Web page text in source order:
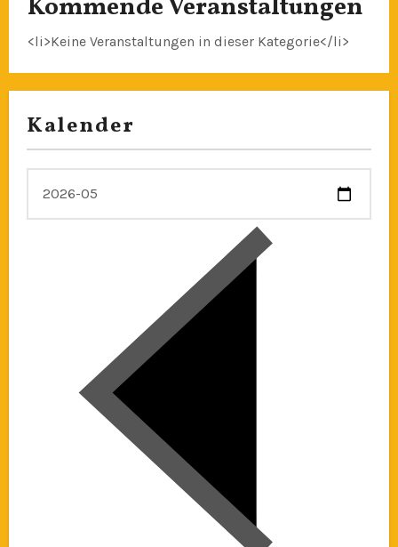
Kommende Veranstaltungen
<li>Keine Veranstaltungen in dieser Kategorie</li>
Kalender